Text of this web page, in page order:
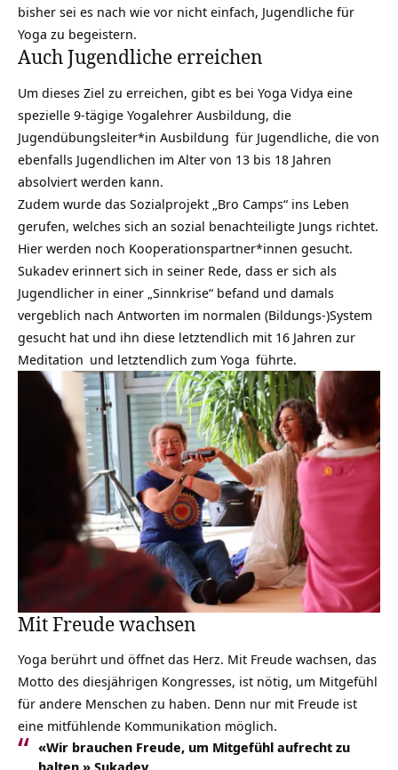
bisher sei es nach wie vor nicht einfach, Jugendliche für
Yoga zu begeistern.
Auch Jugendliche erreichen
Um dieses Ziel zu erreichen, gibt es bei Yoga Vidya eine
spezielle 9-tägige Yogalehrer Ausbildung, die
Jugendübungsleiter*in Ausbildung für Jugendliche, die von
ebenfalls Jugendlichen im Alter von 13 bis 18 Jahren
absolviert werden kann.
Zudem wurde das Sozialprojekt „ Bro Camps“ ins Leben
gerufen, welches sich an sozial benachteiligte Jungs richtet.
Hier werden noch Kooperationspartner*innen gesucht.
Sukadev erinnert sich in seiner Rede, dass er sich als
Jugendlicher in einer „Sinnkrise“ befand und damals
vergeblich nach Antworten im normalen (Bildungs-)System
gesucht hat und ihn diese letztendlich mit 16 Jahren zur
Meditation und letztendlich zum Yoga führte.
Mit Freude wachsen
Yoga berührt und öffnet das Herz. Mit Freude wachsen, das
Motto des diesjährigen Kongresses, ist nötig, um Mitgefühl
für andere Menschen zu haben. Denn nur mit Freude ist
eine mitfühlende Kommunikation möglich.
«Wir brauchen Freude, um Mitgefühl aufrecht zu